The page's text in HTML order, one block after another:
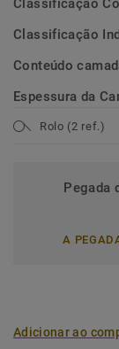
Classificação
Classificação
Conteúdo
Espessura da
Rolo (2 ref.)
Pegada
A
Adicionar ao